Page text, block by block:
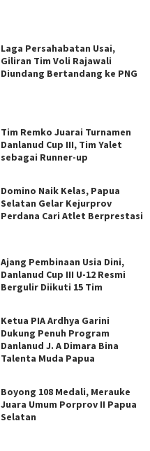
Laga Persahabatan Usai,
Giliran Tim Voli Rajawali
Diundang Bertandang ke PNG
Tim Remko Juarai Turnamen
Danlanud Cup III, Tim Yalet
sebagai Runner-up
Domino Naik Kelas, Papua
Selatan Gelar Kejurprov
Perdana Cari Atlet Berprestasi
Ajang Pembinaan Usia Dini,
Danlanud Cup III U-12 Resmi
Bergulir Diikuti 15 Tim
Ketua PIA Ardhya Garini
Dukung Penuh Program
Danlanud J. A Dimara Bina
Talenta Muda Papua
Boyong 108 Medali, Merauke
Juara Umum Porprov II Papua
Selatan